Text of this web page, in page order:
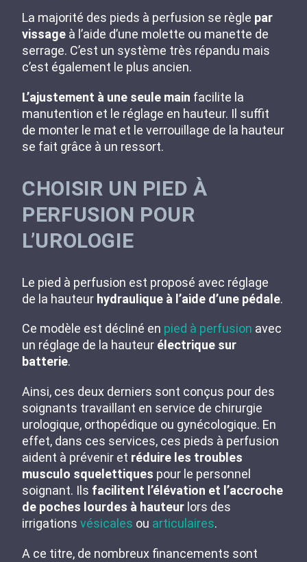
La majorité des pieds à perfusion se règle par
vissage à l’aide d’une molette ou manette de
serrage. C’est un système très répandu mais
c’est également le plus ancien.
L’ajustement à une seule main facilite la
manutention et le réglage en hauteur. Il suffit
de monter le mat et le verrouillage de la hauteur
se fait grâce à un ressort.
CHOISIR UN PIED À
PERFUSION POUR
L’UROLOGIE
Le pied à perfusion est proposé avec réglage
de la hauteur hydraulique à l’aide d’une pédale.
Ce modèle est décliné en pied à perfusion avec
un réglage de la hauteur électrique sur
batterie.
Ainsi, ces deux derniers sont conçus pour des
soignants travaillant en service de chirurgie
urologique, orthopédique ou gynécologique. En
effet, dans ces services, ces pieds à perfusion
aident à prévenir et réduire les troubles
musculo squelettiques pour le personnel
soignant. Ils facilitent l’élévation et l’accroche
de poches lourdes à hauteur lors des
irrigationsvésicales ou articulaires.
A ce titre, de nombreux financements sont